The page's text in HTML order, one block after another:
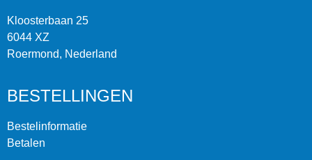
Kloosterbaan 25
6044 XZ
Roermond, Nederland
BESTELLINGEN
Bestelinformatie
Betalen